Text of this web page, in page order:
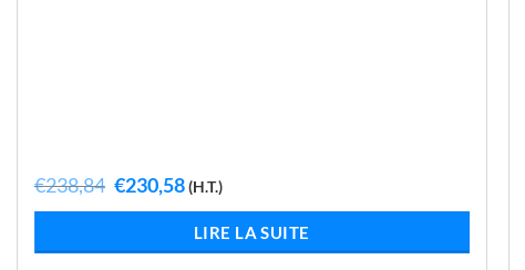
€238,84 Le
€230,58Le
actuel
est :
(H.T.)
LIRE LA SUITE